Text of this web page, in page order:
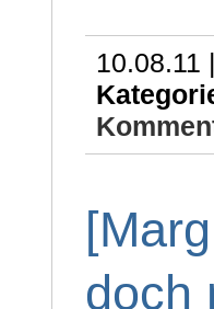
10.08.11
doch